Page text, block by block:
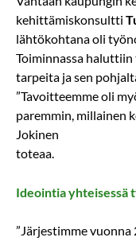
kehittämiskonsultti
lähtökohtana oli
Toiminnassa
tarpeita ja sen
”Tavoitteemme oli
paremmin, millainen
Jokinen
toteaa.
Ideointia yhteisessä
”Järjestimme